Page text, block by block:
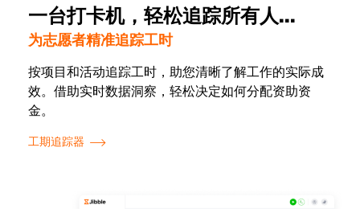
一台打卡机，轻松追踪所有人...
为志愿者精准追踪工时
按项目和活动追踪工时，助您清晰了解工作的实际成
效。借助实时数据洞察，轻松决定如何分配资助资
金。
工期追踪器